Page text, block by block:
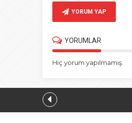
YORUM YAP
YORUMLAR
Hiç yorum yapılmamış.